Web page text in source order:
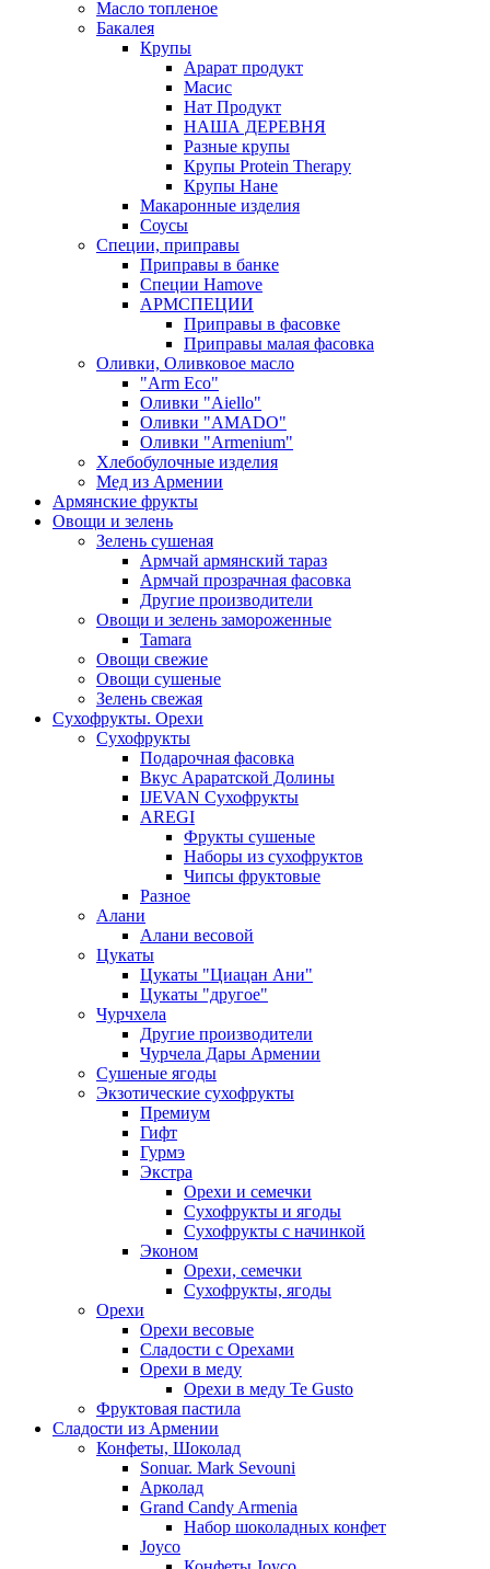
Масло топленое
Бакалея
Крупы
Арарат продукт
Масис
Нат Продукт
НАША ДЕРЕВНЯ
Разные крупы
Крупы Protein Therapy
Крупы Нане
Макаронные изделия
Соусы
Специи, приправы
Приправы в банке
Специи Hamove
АРМСПЕЦИИ
Приправы в фасовке
Приправы малая фасовка
Оливки, Оливковое масло
"Arm Eco"
Оливки "Aiello"
Оливки "AMADO"
Оливки "Armenium"
Хлебобулочные изделия
Мед из Армении
Армянские фрукты
Овощи и зелень
Зелень сушеная
Армчай армянский тараз
Армчай прозрачная фасовка
Другие производители
Овощи и зелень замороженные
Tamara
Овощи свежие
Овощи сушеные
Зелень свежая
Сухофрукты. Орехи
Сухофрукты
Подарочная фасовка
Вкус Араратской Долины
IJEVAN Сухофрукты
AREGI
Фрукты сушеные
Наборы из сухофруктов
Чипсы фруктовые
Разное
Алани
Алани весовой
Цукаты
Цукаты "Циацан Ани"
Цукаты "другое"
Чурчхела
Другие производители
Чурчела Дары Армении
Сушеные ягоды
Экзотические сухофрукты
Премиум
Гифт
Гурмэ
Экстра
Орехи и семечки
Сухофрукты и ягоды
Сухофрукты с начинкой
Эконом
Орехи, семечки
Сухофрукты, ягоды
Орехи
Орехи весовые
Сладости с Орехами
Орехи в меду
Орехи в меду Te Gusto
Фруктовая пастила
Сладости из Армении
Конфеты, Шоколад
Sonuar. Mark Sevouni
Арколад
Grand Candy Armenia
Набор шоколадных конфет
Joyco